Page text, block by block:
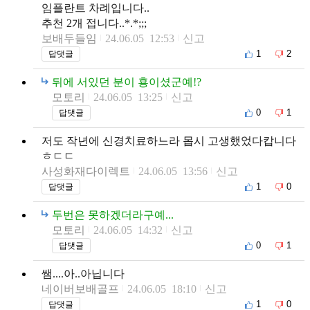
임플란트 차례입니다..
추천 2개 접니다..*.*;;;
보배두들임
24.06.05 12:53 신고
답댓글 1 2
뒤에 서있던 분이 횽이셨군예!?
모토리
24.06.05 13:25 신고
답댓글 0 1
저도 작년에 신경치료하느라 몹시 고생했었다캅니다
ㅎㄷㄷ
사성화재다이렉트
24.06.05 13:56 신고
답댓글 1 0
두번은 못하겠더라구예...
모토리
24.06.05 14:32 신고
답댓글 0 1
쌤....아..아닙니다
네이버보배골프
24.06.05 18:10 신고
답댓글 1 0